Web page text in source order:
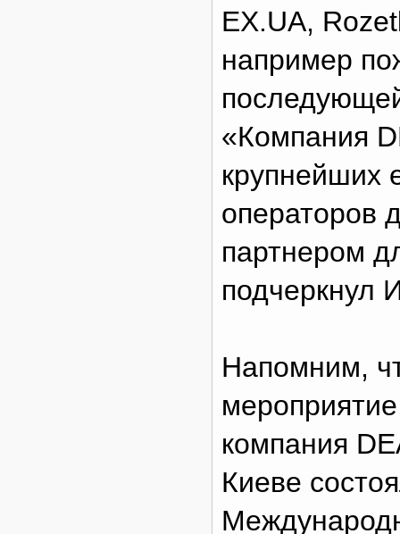
EX.UA,
например
«Компания
крупнейших
операторов
партнером
подчеркнул
Напомним,
компания
Киеве